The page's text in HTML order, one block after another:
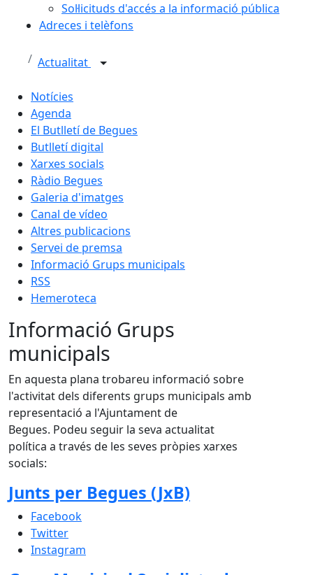
Sol·licituds d'accés a la informació pública
Adreces i telèfons
Actualitat
Notícies
Agenda
El Butlletí de Begues
Butlletí digital
Xarxes socials
Ràdio Begues
Galeria d'imatges
Canal de vídeo
Altres publicacions
Servei de premsa
Informació Grups municipals
RSS
Hemeroteca
Informació Grups
municipals
En aquesta plana trobareu informació sobre
l'activitat dels diferents grups municipals amb
representació a l'Ajuntament de
Begues. Podeu seguir la seva actualitat
política a través de les seves pròpies xarxes
socials:
Junts per Begues (JxB)
Facebook
Twitter
Instagram